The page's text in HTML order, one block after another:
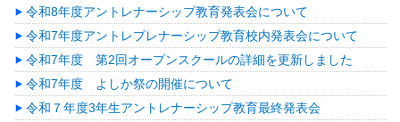
令和8年度アントレナーシップ教育発表会について
令和7年度アントレプレナーシップ教育校内発表会について
令和7年度 第2回オープンスクールの詳細を更新しました
令和7年度 よしか祭の開催について
令和７年度3年生アントレナーシップ教育最終発表会